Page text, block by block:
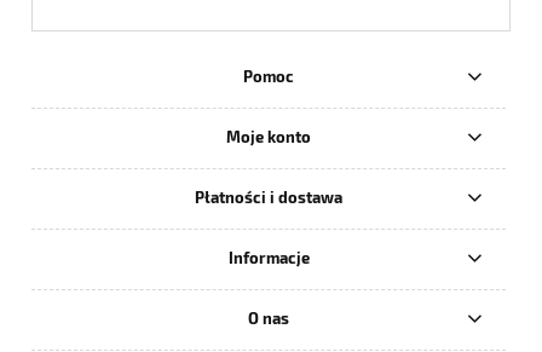
Pomoc
Moje konto
Płatności i dostawa
Informacje
O nas